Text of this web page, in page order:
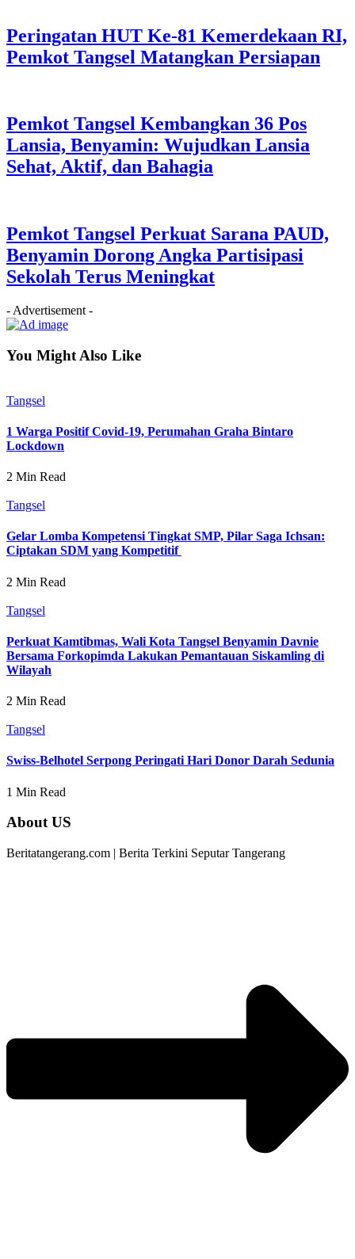
Peringatan HUT Ke-81 Kemerdekaan RI,
Pemkot Tangsel Matangkan Persiapan
Pemkot Tangsel Kembangkan 36 Pos
Lansia, Benyamin: Wujudkan Lansia
Sehat, Aktif, dan Bahagia
Pemkot Tangsel Perkuat Sarana PAUD,
Benyamin Dorong Angka Partisipasi
Sekolah Terus Meningkat
- Advertisement -
You Might Also Like
Tangsel
1 Warga Positif Covid-19, Perumahan Graha Bintaro
Lockdown
2 Min Read
Tangsel
Gelar Lomba Kompetensi Tingkat SMP, Pilar Saga Ichsan:
Ciptakan SDM yang Kompetitif
2 Min Read
Tangsel
Perkuat Kamtibmas, Wali Kota Tangsel Benyamin Davnie
Bersama Forkopimda Lakukan Pemantauan Siskamling di
Wilayah
2 Min Read
Tangsel
Swiss-Belhotel Serpong Peringati Hari Donor Darah Sedunia
1 Min Read
About US
Beritatangerang.com | Berita Terkini Seputar Tangerang